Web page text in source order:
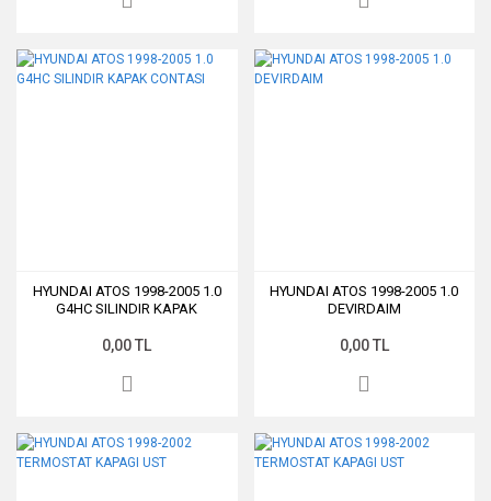
HYUNDAI ATOS 1998-2005 1.0
G4HC SILINDIR KAPAK
0,00 TL
HYUNDAI ATOS 1998-2005 1.0
DEVIRDAIM
0,00 TL